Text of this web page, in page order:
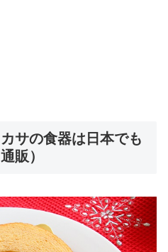
サの食器は日本でも
販）